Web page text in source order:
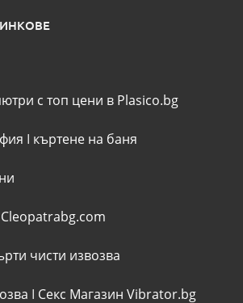
с топ цени в Plasico.bg
I къртене на баня
чисти извозва
I Секс Магазин Vibrator.bg